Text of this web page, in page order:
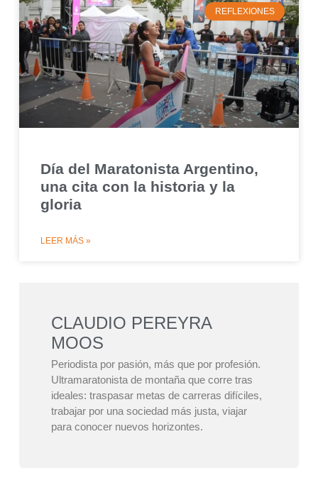
REFLEXIONES
Día del Maratonista Argentino,
una cita con la historia y la
gloria
LEER MÁS »
CLAUDIO PEREYRA
MOOS
Periodista por pasión, más que por profesión.
Ultramaratonista de montaña que corre tras
ideales: traspasar metas de carreras difíciles,
trabajar por una sociedad más justa, viajar
para conocer nuevos horizontes.